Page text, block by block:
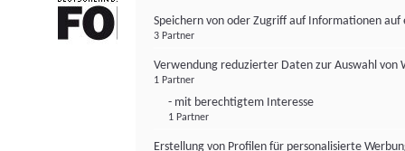
Speichern von oder Zugriff auf Informationen auf
3 Partner
Verwendung reduzierter Daten zur Auswahl von
1 Partner
- mit berechtigtem Interesse
1 Partner
Erstellung von Profilen für personalisierte
FONDS professionell